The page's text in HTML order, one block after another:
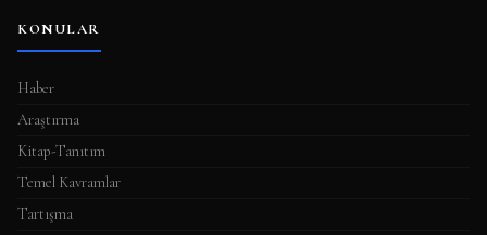
KONULAR
Haber
Araştırma
Kitap-Tanıtım
Temel Kavramlar
Tartışma